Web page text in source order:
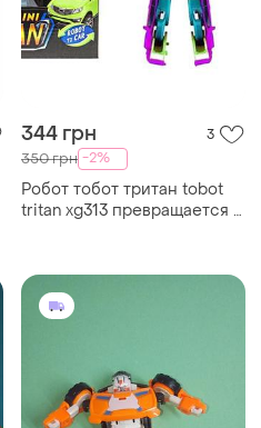
344 грн 3
350 грн -2%
Робот тобот тритан tobot
tritan xg313 превращается в